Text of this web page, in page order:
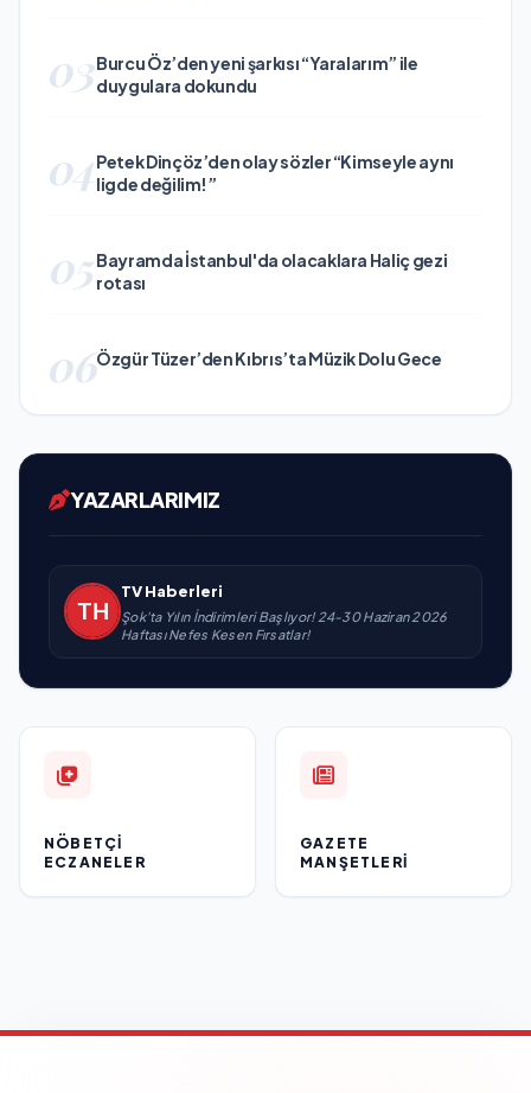
03Burcu Öz’den yeni şarkısı “Yaralarım” ile
duygulara dokundu
04Petek Dinçöz’den olay sözler “Kimseyle aynı
ligde değilim!”
05Bayramda İstanbul'da olacaklara Haliç gezi
rotası
06Özgür Tüzer’den Kıbrıs’ta Müzik Dolu Gece
YAZARLARIMIZ
TV Haberleri
Şok'ta Yılın İndirimleri Başlıyor! 24-30 Haziran 2026
Haftası Nefes Kesen Fırsatlar!
NÖBETÇI
ECZANELER
GAZETE
MANŞETLERI